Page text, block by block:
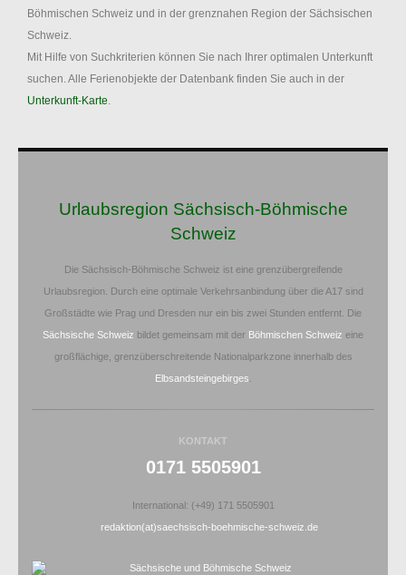
Böhmischen Schweiz und in der grenznahen Region der Sächsischen
Schweiz.
Mit Hilfe von Suchkriterien können Sie nach Ihrer optimalen Unterkunft
suchen. Alle Ferienobjekte der Datenbank finden Sie auch in der
Unterkunft-Karte.
Urlaubsregion Sächsisch-Böhmische
Schweiz
Die Sächsisch-Böhmische Schweiz ist eine grenzübergreifende
Urlaubsregion. Durch eine optimale Verkehrsanbindung über die A17 sind
Großstädte wie Prag und Dresden nur ein bis zwei Stunden entfernt. Die
Sächsische Schweiz bildet gemeinsam mit der Böhmischen Schweiz eine
großflächige, grenzüberschreitende Nationalparkzone innerhalb des
Elbsandsteingebirges
KONTAKT
0171 5505901
International: (+49) 171 5505901
redaktion(at)saechsisch-boehmische-schweiz.de